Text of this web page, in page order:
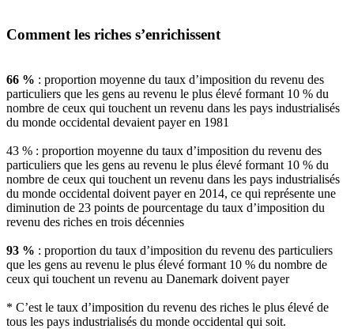
Comment les riches s’enrichissent
66 % : proportion moyenne du taux d’imposition du revenu des
particuliers que les gens au revenu le plus élevé formant 10 % du
nombre de ceux qui touchent un revenu dans les pays industrialisés
du monde occidental devaient payer en 1981
43 % : proportion moyenne du taux d’imposition du revenu des
particuliers que les gens au revenu le plus élevé formant 10 % du
nombre de ceux qui touchent un revenu dans les pays industrialisés
du monde occidental doivent payer en 2014, ce qui représente une
diminution de 23 points de pourcentage du taux d’imposition du
revenu des riches en trois décennies
93 % : proportion du taux d’imposition du revenu des particuliers
que les gens au revenu le plus élevé formant 10 % du nombre de
ceux qui touchent un revenu au Danemark doivent payer
* C’est le taux d’imposition du revenu des riches le plus élevé de
tous les pays industrialisés du monde occidental qui soit.